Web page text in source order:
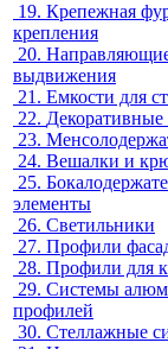
19. Крепежная
крепления
20.
выдвижения
21. Емкости для
22.
23.
24. Вешалки и
25.
элементы
26. Светильники
27. Профили
28. Профили для
29. Системы
профилей
30. Стеллажные